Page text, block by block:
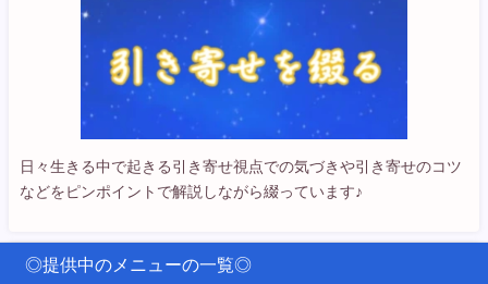
日々生きる中で起きる引き寄せ視点での気づきや引き寄せのコツ
などをピンポイントで解説しながら綴っています♪
◎提供中のメニューの一覧◎